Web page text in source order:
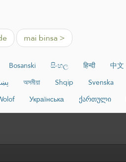
mai binsa >
Bosanski සිංහල हिन्दी 中文
অসমীয়া Shqip Svenska
Українська ქართული